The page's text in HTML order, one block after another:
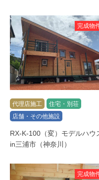
完成物
代理店施工
住宅・別荘
店舗・その他施設
RX-K-100（変）モデルハウ
in三浦市（神奈川）
完成物